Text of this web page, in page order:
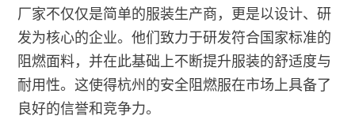
厂家不仅仅是简单的服装生产商，更是以设计、研
发为核心的企业。他们致力于研发符合国家标准的
阻燃面料，并在此基础上不断提升服装的舒适度与
耐用性。这使得杭州的安全阻燃服在市场上具备了
良好的信誉和竞争力。